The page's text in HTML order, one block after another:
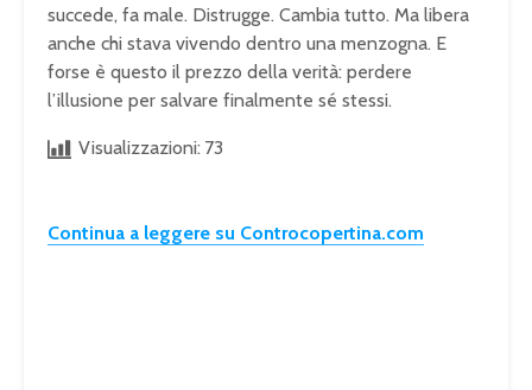
succede, fa male. Distrugge. Cambia tutto. Ma libera
anche chi stava vivendo dentro una menzogna. E
forse è questo il prezzo della verità: perdere
l’illusione per salvare finalmente sé stessi.
Visualizzazioni: 73
Continua a leggere su Controcopertina.com